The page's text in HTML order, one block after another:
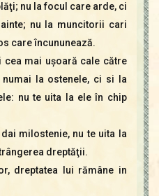
nu la focul care arde, ci
nu la muncitorii cari
care încununează.
cea mai uşoară cale către
la ostenele, ci si la
nu te uita la ele în chip
milostenie, nu te uita la
dreptăţii.
dreptatea lui rămâne in